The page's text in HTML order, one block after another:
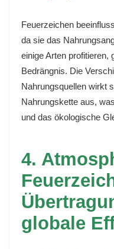
Feuerzeichen
da sie das
einige Arten profitieren,
Bedrängnis. Die
Nahrungsquellen wirkt
Nahrungskette aus,
und das ökologische
4.
globale